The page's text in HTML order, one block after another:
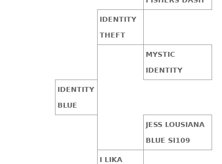
IDENTITY
THEFT
MYSTIC
IDENTITY
IDENTITY
BLUE
JESS LOUSIANA
BLUE SI109
I LIKA